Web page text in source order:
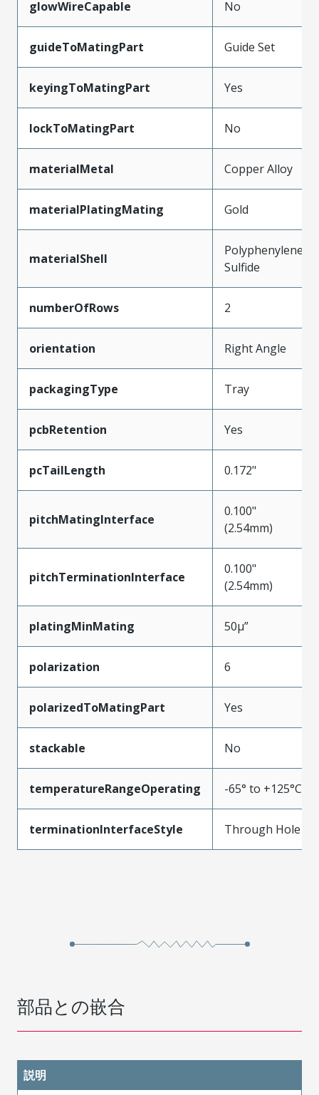
glowWireCapable No
guideToMatingPart Guide Set
keyingToMatingPart Yes
lockToMatingPart No
materialMetal Copper Alloy
materialPlatingMating Gold
materialShell
Polyphenylene
Sulfide
numberOfRows 2
orientation Right Angle
packagingType Tray
pcbRetention Yes
pcTailLength 0.172"
pitchMatingInterface
0.100"
(2.54mm)
pitchTerminationInterface
0.100"
(2.54mm)
platingMinMating 50µ”
polarization 6
polarizedToMatingPart Yes
stackable No
temperatureRangeOperating -65° to +125°C
terminationInterfaceStyle Through Hole
部品との嵌合
説明